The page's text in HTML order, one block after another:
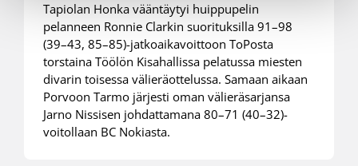
Tapiolan Honka vääntäytyi huippupelin
pelanneen Ronnie Clarkin suorituksilla 91–98
(39–43, 85–85)-jatkoaikavoittoon ToPosta
torstaina Töölön Kisahallissa pelatussa miesten
divarin toisessa välieräottelussa. Samaan aikaan
Porvoon Tarmo järjesti oman välieräsarjansa
Jarno Nissisen johdattamana 80–71 (40–32)-
voitollaan BC Nokiasta.